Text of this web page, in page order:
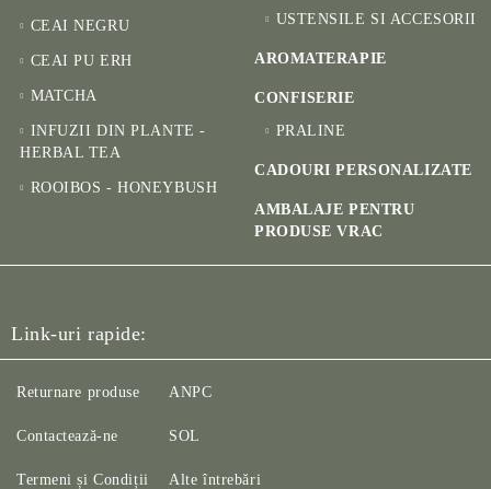
CEAI NEGRU
CEAI PU ERH
MATCHA
INFUZII DIN PLANTE -
HERBAL TEA
ROOIBOS - HONEYBUSH
USTENSILE SI ACCESORII
AROMATERAPIE
CONFISERIE
PRALINE
CADOURI PERSONALIZATE
AMBALAJE PENTRU
PRODUSE VRAC
Link-uri rapide:
Returnare produse
Contactează-ne
Termeni și Condiții
ANPC
SOL
Alte întrebări